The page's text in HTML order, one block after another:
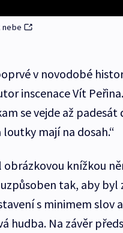
nebe
v novodobé
inscenace Vít
se vejde až
mají na dosah.“
obrázkovou knížkou
uzpůsoben tak, aby
s minimem slov
hudba. Na závěr